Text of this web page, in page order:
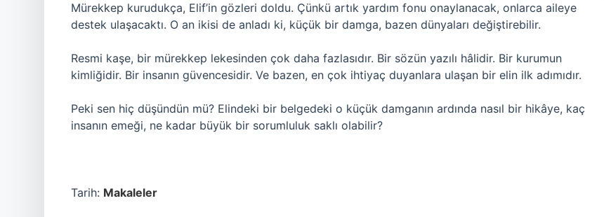
Mürekkep kurudukça, Elif’in gözleri doldu. Çünkü artık yardım fonu onaylanacak, onlarca aileye
destek ulaşacaktı. O an ikisi de anladı ki, küçük bir damga, bazen dünyaları değiştirebilir.
Resmi kaşe, bir mürekkep lekesinden çok daha fazlasıdır. Bir sözün yazılı hâlidir. Bir kurumun
kimliğidir. Bir insanın güvencesidir. Ve bazen, en çok ihtiyaç duyanlara ulaşan bir elin ilk adımıdır.
Peki sen hiç düşündün mü? Elindeki bir belgedeki o küçük damganın ardında nasıl bir hikâye, kaç
insanın emeği, ne kadar büyük bir sorumluluk saklı olabilir?
Tarih: Makaleler